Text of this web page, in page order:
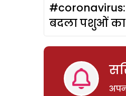
बदला पशुओं का